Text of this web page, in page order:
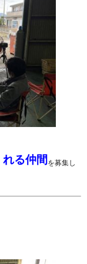
る仲間 を募集し